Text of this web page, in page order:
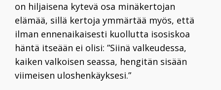
on hiljaisena kytevä osa minäkertojan
elämää, sillä kertoja ymmärtää myös, että
ilman ennenaikaisesti kuollutta isosiskoa
häntä itseään ei olisi: ”Siinä valkeudessa,
kaiken valkoisen seassa, hengitän sisään
viimeisen uloshenkäyksesi.”